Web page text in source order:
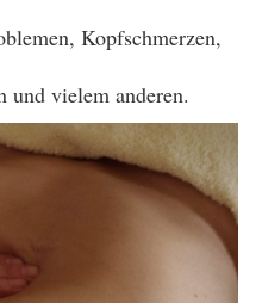
Kopfschmerzen,
und vielem anderen.